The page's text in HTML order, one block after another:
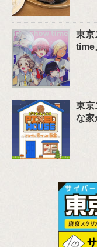
東
time
東京
な家